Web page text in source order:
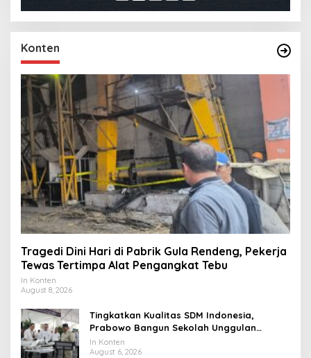
Konten
Tragedi Dini Hari di Pabrik Gula Rendeng, Pekerja
Tewas Tertimpa Alat Pengangkat Tebu
In Konten
August 8, 2026
Tingkatkan Kualitas SDM Indonesia,
Prabowo Bangun Sekolah Unggulan
hingga Undang Universitas Terbaik Dunia
In Konten
August 6, 2026